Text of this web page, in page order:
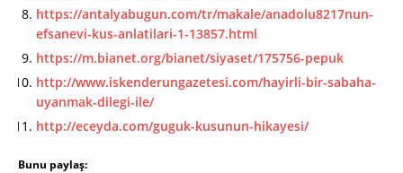
https://antalyabugun.com/tr/makale/anadolu8217nun-
efsanevi-kus-anlatilari-1-13857.html
https://m.bianet.org/bianet/siyaset/175756-pepuk
http://www.iskenderungazetesi.com/hayirli-bir-sabaha-
uyanmak-dilegi-ile/
http://eceyda.com/guguk-kusunun-hikayesi/
Bunu paylaş: